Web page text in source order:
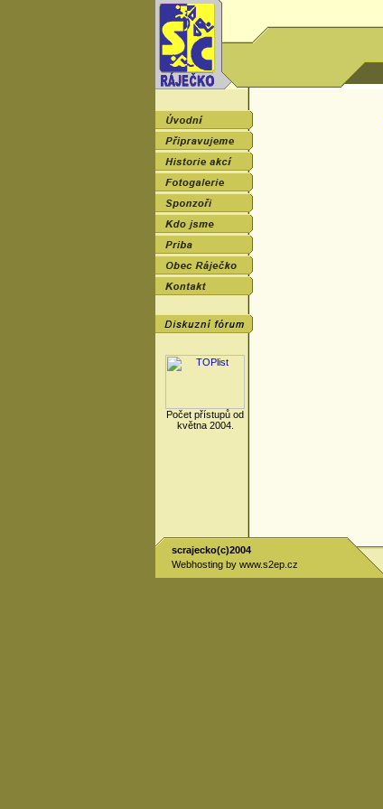
Počet přístupů od
května 2004.
scrajecko(c)2004
Webhosting by www.s2ep.cz